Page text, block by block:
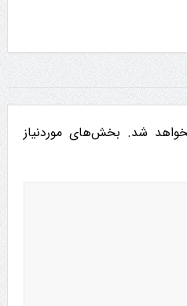
شد. بخش‌های موردنیاز